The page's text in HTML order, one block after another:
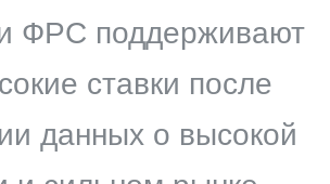
ФРС поддерживают
ставки после
данных о высокой